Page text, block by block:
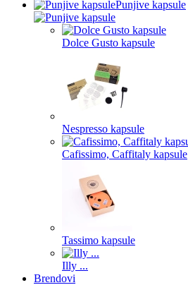
Punjive kapsule
Dolce Gusto kapsule
Nespresso kapsule
Cafissimo, Caffitaly kapsule
Tassimo kapsule
Illy ...
Brendovi